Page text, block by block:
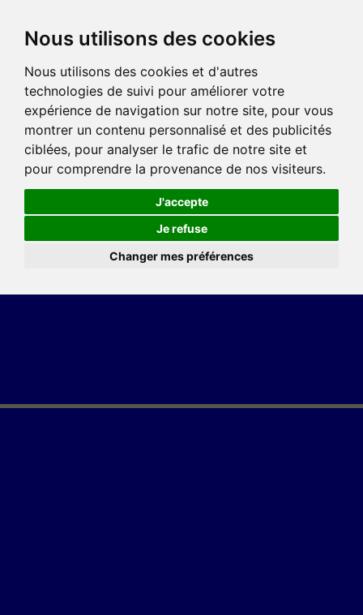
Nous utilisons des cookies
Nous utilisons des cookies et d'autres
technologies de suivi pour améliorer votre
expérience de navigation sur notre site, pour vous
montrer un contenu personnalisé et des publicités
ciblées, pour analyser le trafic de notre site et
pour comprendre la provenance de nos visiteurs.
J'accepte
Je refuse
Changer mes préférences